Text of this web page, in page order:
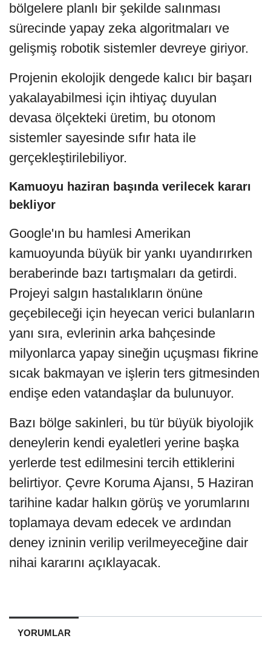
bölgelere planlı bir şekilde salınması
sürecinde yapay zeka algoritmaları ve
gelişmiş robotik sistemler devreye giriyor.
Projenin ekolojik dengede kalıcı bir başarı
yakalayabilmesi için ihtiyaç duyulan
devasa ölçekteki üretim, bu otonom
sistemler sayesinde sıfır hata ile
gerçekleştirilebiliyor.
Kamuoyu haziran başında verilecek kararı
bekliyor
Google'ın bu hamlesi Amerikan
kamuoyunda büyük bir yankı uyandırırken
beraberinde bazı tartışmaları da getirdi.
Projeyi salgın hastalıkların önüne
geçebileceği için heyecan verici bulanların
yanı sıra, evlerinin arka bahçesinde
milyonlarca yapay sineğin uçuşması fikrine
sıcak bakmayan ve işlerin ters gitmesinden
endişe eden vatandaşlar da bulunuyor.
Bazı bölge sakinleri, bu tür büyük biyolojik
deneylerin kendi eyaletleri yerine başka
yerlerde test edilmesini tercih ettiklerini
belirtiyor. Çevre Koruma Ajansı, 5 Haziran
tarihine kadar halkın görüş ve yorumlarını
toplamaya devam edecek ve ardından
deney izninin verilip verilmeyeceğine dair
nihai kararını açıklayacak.
YORUMLAR